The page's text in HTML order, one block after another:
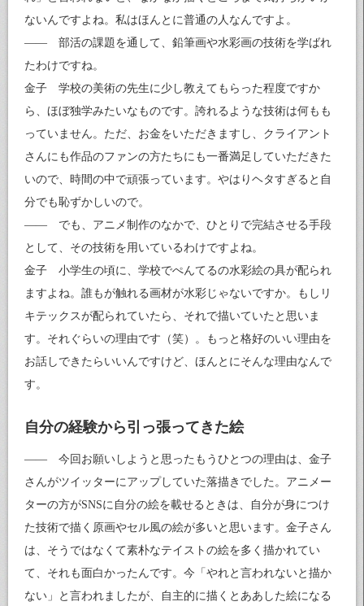
ないんですよね。私はほんとに普通の人なんですよ。
―― 部活の課題を通して、鉛筆画や水彩画の技術を学ばれ
たわけですね。
金子 学校の美術の先生に少し教えてもらった程度ですか
ら、ほぼ独学みたいなものです。誇れるような技術は何もも
っていません。ただ、お金をいただきますし、クライアント
さんにも作品のファンの方たちにも一番満足していただきた
いので、時間の中で頑張っています。やはりヘタすぎると自
分でも恥ずかしいので。
―― でも、アニメ制作のなかで、ひとりで完結させる手段
として、その技術を用いているわけですよね。
金子 小学生の頃に、学校でぺんてるの水彩絵の具が配られ
ますよね。誰もが触れる画材が水彩じゃないですか。もしリ
キテックスが配られていたら、それで描いていたと思いま
す。それぐらいの理由です（笑）。もっと格好のいい理由を
お話しできたらいいんですけど、ほんとにそんな理由なんで
す。
自分の経験から引っ張ってきた絵
―― 今回お願いしようと思ったもうひとつの理由は、金子
さんがツイッターにアップしていた落描きでした。アニメー
ターの方がSNSに自分の絵を載せるときは、自分が身につけ
た技術で描く原画やセル風の絵が多いと思います。金子さん
は、そうではなくて素朴なテイストの絵を多く描かれてい
て、それも面白かったんです。今「やれと言われないと描か
ない」と言われましたが、自主的に描くとああした絵になる